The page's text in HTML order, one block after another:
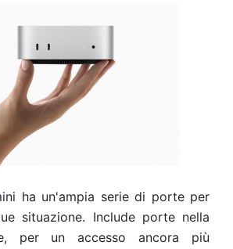
ha un'ampia serie di porte per
situazione. Include porte nella
per un accesso ancora più